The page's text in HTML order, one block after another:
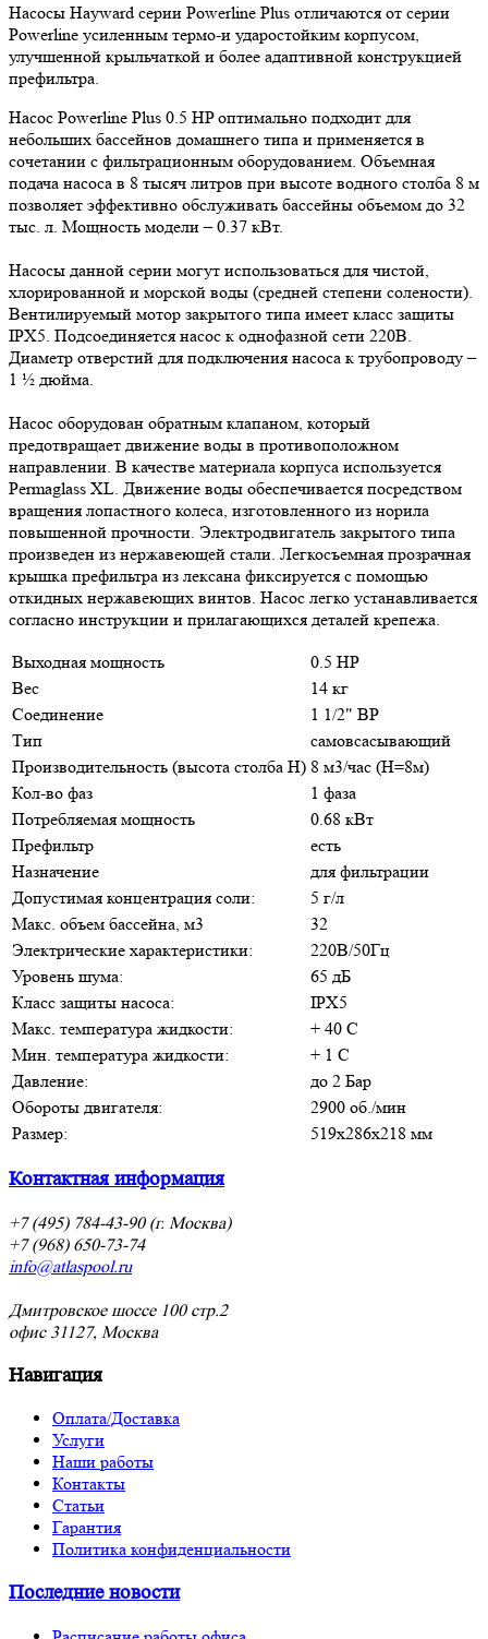
Насосы Hayward серии Powerline Plus отличаются от серии
Powerline усиленным термо-и ударостойким корпусом,
улучшенной крыльчаткой и более адаптивной конструкцией
префильтра.
Насос Powerline Plus 0.5 HP оптимально подходит для
небольших бассейнов домашнего типа и применяется в
сочетании с фильтрационным оборудованием. Объемная
подача насоса в 8 тысяч литров при высоте водного столба 8 м
позволяет эффективно обслуживать бассейны объемом до 32
тыс. л. Мощность модели – 0.37 кВт.
Насосы данной серии могут использоваться для чистой,
хлорированной и морской воды (средней степени солености).
Вентилируемый мотор закрытого типа имеет класс защиты
IPX5. Подсоединяется насос к однофазной сети 220В.
Диаметр отверстий для подключения насоса к трубопроводу –
1 ½ дюйма.
Насос оборудован обратным клапаном, который
предотвращает движение воды в противоположном
направлении. В качестве материала корпуса используется
Permaglass XL. Движение воды обеспечивается посредством
вращения лопастного колеса, изготовленного из норила
повышенной прочности. Электродвигатель закрытого типа
произведен из нержавеющей стали. Легкосъемная прозрачная
крышка префильтра из лексана фиксируется с помощью
откидных нержавеющих винтов. Насос легко устанавливается
согласно инструкции и прилагающихся деталей крепежа.
Выходная мощность
0.5 НР
Вес
14 кг
Соединение
1 1/2" ВР
Тип
самовсасывающий
Производительность (высота столба Н) 8 м3/час (Н=8м)
Кол-во фаз
1 фаза
Потребляемая мощность
0.68 кВт
Префильтр
есть
Назначение
для фильтрации
Допустимая концентрация соли:
5 г/л
Макс. объем бассейна, м3
32
Электрические характеристики:
220В/50Гц
Уровень шума:
65 дБ
Класс защиты насоса:
IPX5
Макс. температура жидкости:
+ 40 С
Мин. температура жидкости:
+ 1 С
Давление:
до 2 Бар
Обороты двигателя:
2900 об./мин
Размер:
519х286х218 мм
Контактная информация
+7 (495) 784-43-90 (г. Москва)
+7 (968) 650-73-74
info@atlaspool.ru
Дмитровское шоссе 100 стр.2
офис 31127, Москва
Навигация
Оплата/Доставка
Услуги
Наши работы
Контакты
Статьи
Гарантия
Политика конфиденциальности
Последние новости